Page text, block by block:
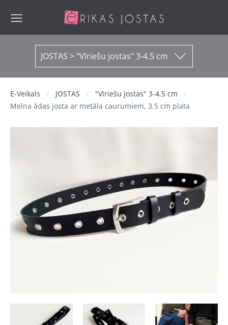
JOSTAS > "Vīriešu jostas" 3-4.5 cm
E-Veikals JOSTAS
"Vīriešu jostas" 3-4.5 cm
Melna ādas josta ar metāla caurumiem, 3.5 cm plata